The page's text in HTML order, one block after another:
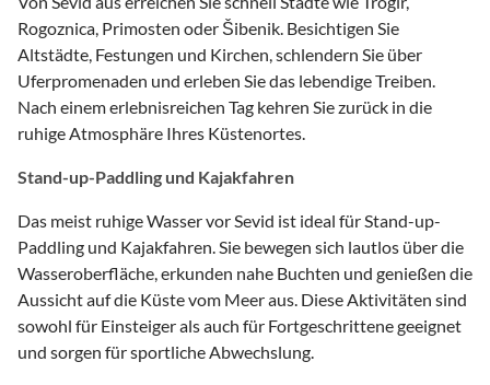
Rogoznica, Primosten oder Šibenik. Besichtigen Sie
Altstädte, Festungen und Kirchen, schlendern Sie über
Uferpromenaden und erleben Sie das lebendige Treiben.
Nach einem erlebnisreichen Tag kehren Sie zurück in die
ruhige Atmosphäre Ihres Küstenortes.
Stand-up-Paddling und Kajakfahren
Das meist ruhige Wasser vor Sevid ist ideal für Stand-up-
Paddling und Kajakfahren. Sie bewegen sich lautlos über die
Wasseroberfläche, erkunden nahe Buchten und genießen die
Aussicht auf die Küste vom Meer aus. Diese Aktivitäten sind
sowohl für Einsteiger als auch für Fortgeschrittene geeignet
und sorgen für sportliche Abwechslung.